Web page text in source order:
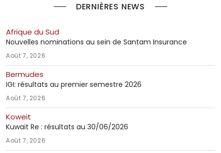
DERNIÈRES NEWS
Afrique du Sud
Nouvelles nominations au sein de Santam Insurance
Août 7, 2026
Bermudes
IGI: résultats au premier semestre 2026
Août 7, 2026
Koweit
Kuwait Re : résultats au 30/06/2026
Août 7, 2026